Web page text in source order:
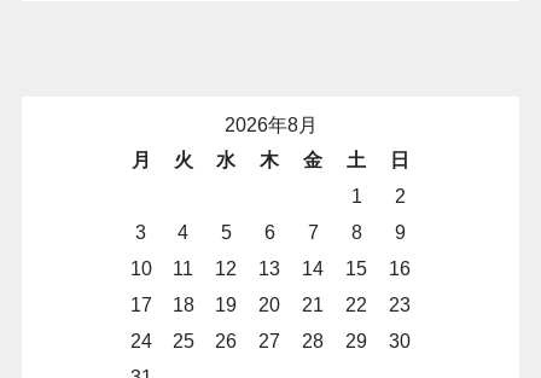
2026年8月
月
火 水 木 金 土
日
1
2
3
4 5 6 7 8
9
10
11 12 13 14 15
16
17
18 19 20 21 22
23
24
25 26 27 28 29
30